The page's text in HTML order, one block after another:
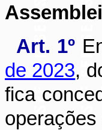
Art. 1º
de 2023,
fica